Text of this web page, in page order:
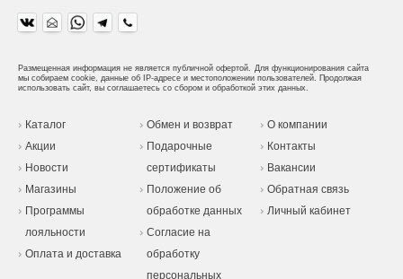
Размещенная информация не является публичной офертой. Для функционирования сайта
мы собираем cookie, данные об IP-адресе и местоположении пользователей. Продолжая
использовать сайт, вы соглашаетесь со сбором и обработкой этих данных.
Каталог
Акции
Новости
Магазины
Программы
лояльности
Оплата и доставка
Обмен и возврат
Подарочные
сертификаты
Положение об
обработке данных
Согласие на
обработку
персональных
О компании
Контакты
Вакансии
Обратная связь
Личный кабинет